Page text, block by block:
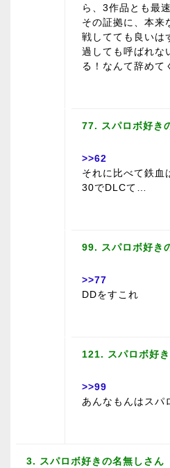
ら、3作品とも最
その証拠に、本来
戦してても良いは
過しても呼ばれな
る！なんて辞めて
77. スパロボ好き
>>62
それに比べて鉄血
30でDLCて…
99. スパロボ好き
>>77
DDをすこれ
121. スパロボ好
>>99
あんなもんはスパ
3. スパロボ好きの名無しさん